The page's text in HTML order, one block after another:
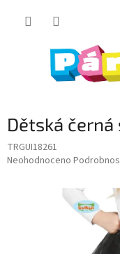
Dětská černá
TRGUI18261
Průměrné
Neohodnoceno